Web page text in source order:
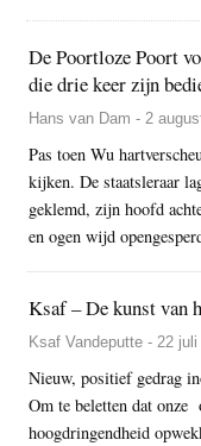
De Poortloze Poort
die drie keer zijn
Hans van Dam - 2
Pas toen Wu
kijken. De staatsleraar
geklemd, zijn hoofd
en ogen wijd
Ksaf – De kunst van
Ksaf Vandeputte - 22 juli
Nieuw, positief gedrag
Om te beletten dat onze
hoogdringendheid